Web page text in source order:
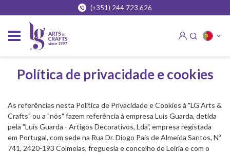
(+351) 244 723 626
Política de privacidade e cookies
As referências nesta Política de Privacidade e Cookies à "LG Arts &
Crafts" ou a "nós" fazem referência à empresa Luís Guarda, detida
pela "Luís Guarda - Artigos Decorativos, Lda", empresa registada
em Portugal, com sede na Rua Dr. Diogo Pais de Almeida Santos, Nº
741, 2420-193 Colmeias, freguesia e concelho de Leiria e com o